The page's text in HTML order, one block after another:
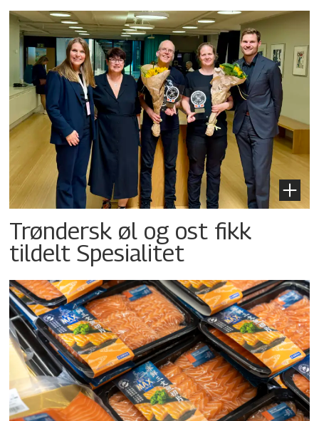
Trøndersk øl og ost fikk
tildelt Spesialitet